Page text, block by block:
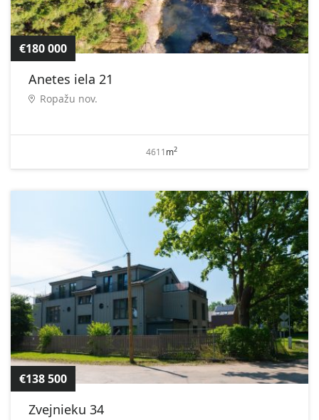
€180 000
Anetes iela 21
Ropažu nov.
4611m2
€138 500
Zvejnieku 34